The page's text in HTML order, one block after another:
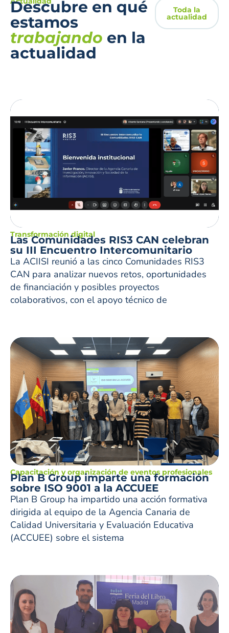
Descubre en qué
estamos
trabajando en la
actualidad
Toda la
actualidad
Transformación digital
Las Comunidades RIS3 CAN celebran
su III Encuentro Intercomunitario
La ACIISI reunió a las cinco Comunidades RIS3
CAN para analizar nuevos retos, oportunidades
de financiación y posibles proyectos
colaborativos, con el apoyo técnico de
Capacitación y organización de eventos profesionales
Plan B Group imparte una formación
sobre ISO 9001 a la ACCUEE
Plan B Group ha impartido una acción formativa
dirigida al equipo de la Agencia Canaria de
Calidad Universitaria y Evaluación Educativa
(ACCUEE) sobre el sistema